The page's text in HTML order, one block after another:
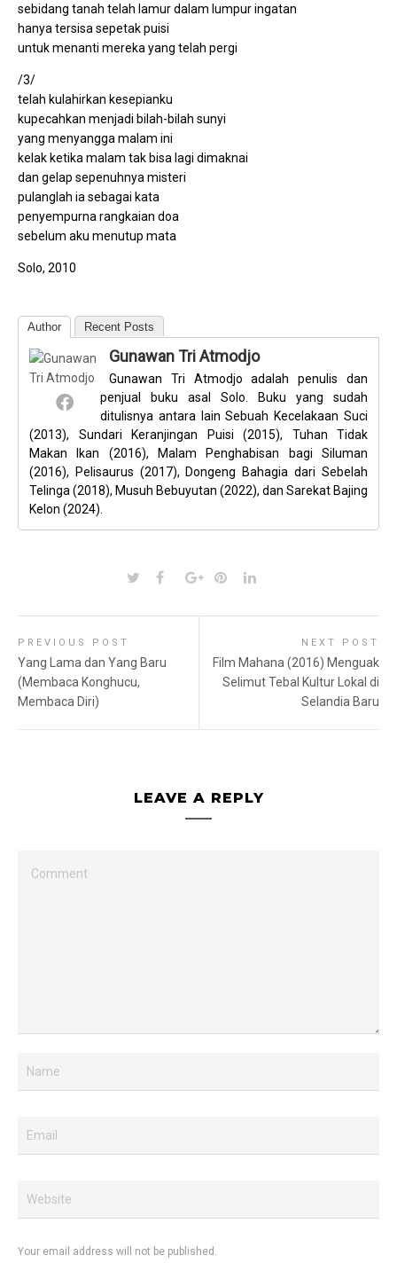
sebidang tanah telah lamur dalam lumpur ingatan
hanya tersisa sepetak puisi
untuk menanti mereka yang telah pergi
/3/
telah kulahirkan kesepianku
kupecahkan menjadi bilah-bilah sunyi
yang menyangga malam ini
kelak ketika malam tak bisa lagi dimaknai
dan gelap sepenuhnya misteri
pulanglah ia sebagai kata
penyempurna rangkaian doa
sebelum aku menutup mata
Solo, 2010
Author Recent Posts
Gunawan Tri Atmodjo
Gunawan Tri Atmodjo adalah penulis dan
penjual buku asal Solo. Buku yang sudah
ditulisnya antara lain Sebuah Kecelakaan Suci
(2013), Sundari Keranjingan Puisi (2015), Tuhan Tidak
Makan Ikan (2016), Malam Penghabisan bagi Siluman
(2016), Pelisaurus (2017), Dongeng Bahagia dari Sebelah
Telinga (2018), Musuh Bebuyutan (2022), dan Sarekat Bajing
Kelon (2024).
PREVIOUS POST
Yang Lama dan Yang Baru
(Membaca Konghucu,
Membaca Diri)
NEXT POST
Film Mahana (2016) Menguak
Selimut Tebal Kultur Lokal di
Selandia Baru
LEAVE A REPLY
Your email address will not be published.